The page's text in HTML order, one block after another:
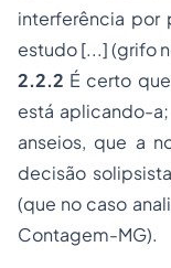
interferência por
estudo [...] (grifo
2.2.2 É certo
está aplicando-
anseios, que a
decisão
(que no caso
Contagem-MG).